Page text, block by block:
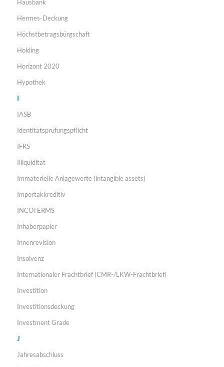
Hausbank
Hermes-Deckung
Höchstbetragsbürgschaft
Holding
Horizont 2020
Hypothek
I
IASB
Identitätsprüfungspflicht
IFRS
Illiquidität
Immaterielle Anlagewerte (intangible assets)
Importakkreditiv
INCOTERMS
Inhaberpapier
Innenrevision
Insolvenz
Internationaler Frachtbrief (CMR-/LKW-Frachtbrief)
Investition
Investitionsdeckung
Investment Grade
J
Jahresabschluss